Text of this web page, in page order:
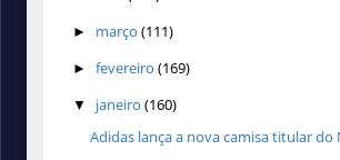
► março (111)
► fevereiro (169)
▼ janeiro (160)
Adidas lança a nova camisa titular do